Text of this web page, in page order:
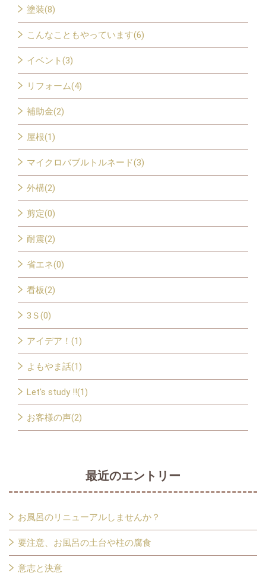
塗装(8)
こんなこともやっています(6)
イベント(3)
リフォーム(4)
補助金(2)
屋根(1)
マイクロバブルトルネード(3)
外構(2)
剪定(0)
耐震(2)
省エネ(0)
看板(2)
3Ｓ(0)
アイデア！(1)
よもやま話(1)
Let's study !!(1)
お客様の声(2)
最近のエントリー
お風呂のリニューアルしませんか？
要注意、お風呂の土台や柱の腐食
意志と決意